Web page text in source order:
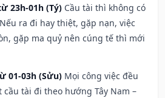
23h-01h (Tý) Cầu tài thì không có
ra đi hay thiệt, gặp nạn, việc
gặp ma quỷ nên cúng tế thì mới
01-03h (Sửu) Mọi công việc đều
tài đi theo hướng Tây Nam –